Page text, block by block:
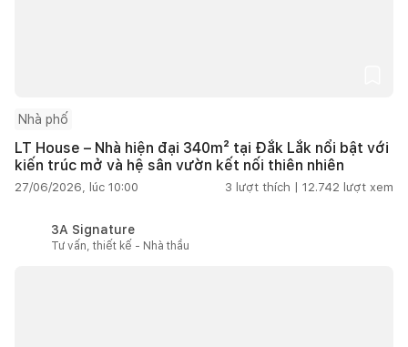
Nhà phố
LT House – Nhà hiện đại 340m² tại Đắk Lắk nổi bật với
kiến trúc mở và hệ sân vườn kết nối thiên nhiên
27/06/2026, lúc 10:00 3 lượt thích | 12.742 lượt xem
3A Signature
Tư vấn, thiết kế - Nhà thầu